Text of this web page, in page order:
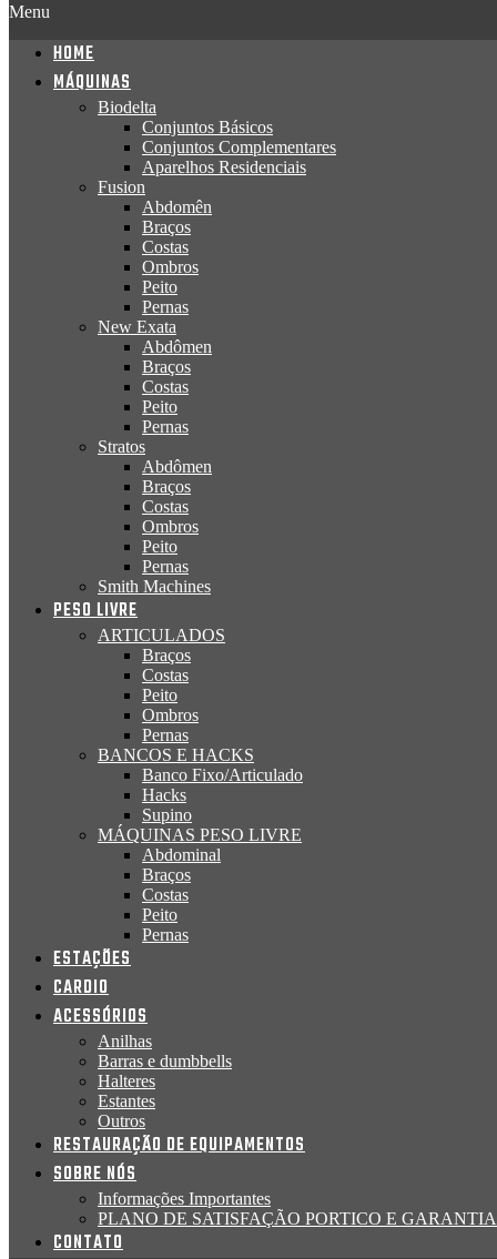
Menu
HOME
MÁQUINAS
Biodelta
Conjuntos Básicos
Conjuntos Complementares
Aparelhos Residenciais
Fusion
Abdomên
Braços
Costas
Ombros
Peito
Pernas
New Exata
Abdômen
Braços
Costas
Peito
Pernas
Stratos
Abdômen
Braços
Costas
Ombros
Peito
Pernas
Smith Machines
PESO LIVRE
ARTICULADOS
Braços
Costas
Peito
Ombros
Pernas
BANCOS E HACKS
Banco Fixo/Articulado
Hacks
Supino
MÁQUINAS PESO LIVRE
Abdominal
Braços
Costas
Peito
Pernas
ESTAÇÕES
CARDIO
ACESSÓRIOS
Anilhas
Barras e dumbbells
Halteres
Estantes
Outros
RESTAURAÇÃO DE EQUIPAMENTOS
SOBRE NÓS
Informações Importantes
PLANO DE SATISFAÇÃO PORTICO E
CONTATO